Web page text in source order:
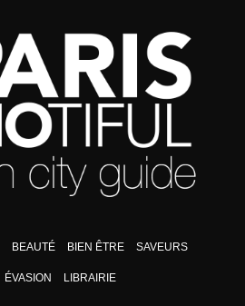
BEAUTÉ BIEN ÊTRE SAVEURS
ÉVASION LIBRAIRIE